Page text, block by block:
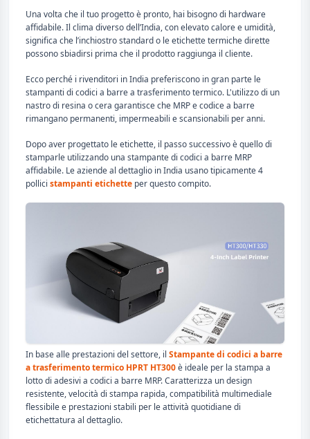
Una volta che il tuo progetto è pronto, hai bisogno di hardware
affidabile. Il clima diverso dell’India, con elevato calore e umidità,
significa che l’inchiostro standard o le etichette termiche dirette
possono sbiadirsi prima che il prodotto raggiunga il cliente.
Ecco perché i rivenditori in India preferiscono in gran parte le
stampanti di codici a barre a trasferimento termico. L'utilizzo di un
nastro di resina o cera garantisce che MRP e codice a barre
rimangano permanenti, impermeabili e scansionabili per anni.
Dopo aver progettato le etichette, il passo successivo è quello di
stamparle utilizzando una stampante di codici a barre MRP
affidabile. Le aziende al dettaglio in India usano tipicamente 4
pollici stampanti etichette per questo compito.
In base alle prestazioni del settore, il Stampante di codici a barre
a trasferimento termico HPRT HT300è ideale per la stampa a
lotto di adesivi a codici a barre MRP. Caratterizza un design
resistente, velocità di stampa rapida, compatibilità multimediale
flessibile e prestazioni stabili per le attività quotidiane di
etichettatura al dettaglio.